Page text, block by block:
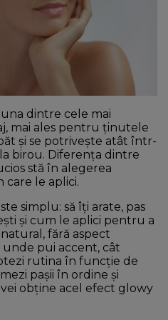
dintre cele mai
mai ales pentru ținutele
și se potrivește atât într-
birou. Diferența dintre
stă în alegerea
le aplici.
simplu: să îți arate, pas
și cum le aplici pentru a
fără aspect
unde pui accent, cât
rutina în funcție de
pașii în ordine și
obține acel efect glowy